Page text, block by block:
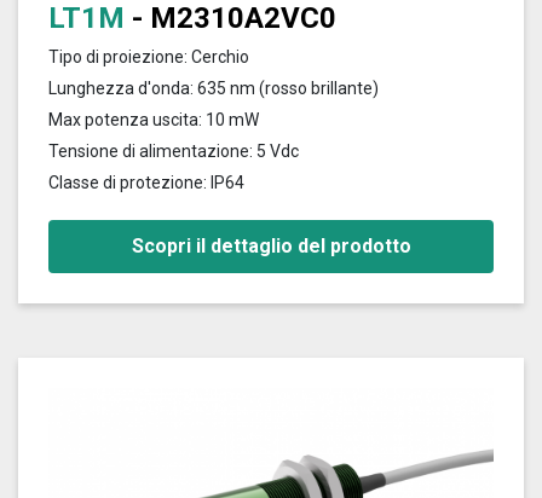
LT1M - M2310A2VC0
Tipo di proiezione: Cerchio
Lunghezza d'onda: 635 nm (rosso brillante)
Max potenza uscita: 10 mW
Tensione di alimentazione: 5 Vdc
Classe di protezione: IP64
Scopri il dettaglio del prodotto